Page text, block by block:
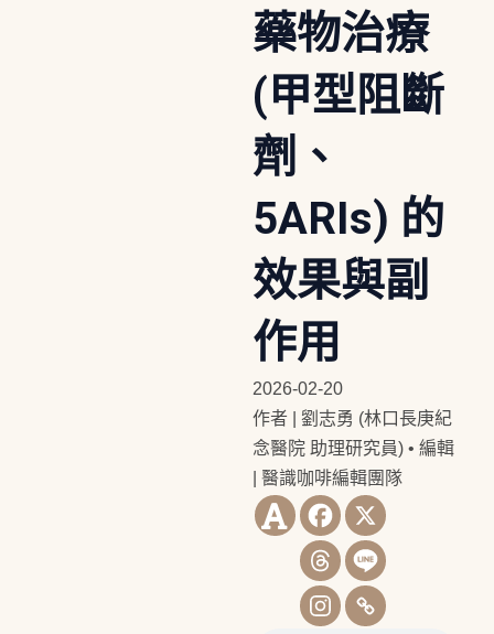
藥物治療
(甲型阻斷
劑、
5ARIs) 的
效果與副
作用
2026-02-20
作者 | 劉志勇 (林口長庚紀
念醫院 助理研究員)• 編輯
| 醫識咖啡編輯團隊